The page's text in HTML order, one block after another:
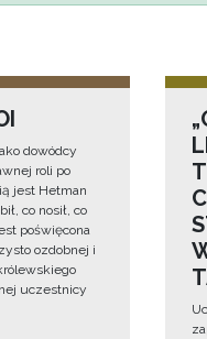
dowódcy
roli po
jest Hetman
co nosił, co
poświęcona
ozdobnej i
uczestnicy